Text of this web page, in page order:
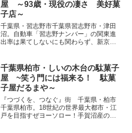
屋 ～93歳・現役の凄さ 美好菓
子店～
千葉県・習志野市千葉県習志野市・津田
沼。自動車「習志野ナンバー」の関東進
出率は果てしないにも関わらず、新京成
「津田沼駅」・京成線「京成津田沼
駅」・新京成線「新津田沼駅」...
千葉県柏市・しいの木台の駄菓子
屋 ~笑う門には福来る！ 駄菓
子屋だるまや～
『つづくを、つなぐ』街 千葉県・柏市
千葉県柏市。18世紀の世界最大都市・江
戸を目指すぜヨーソロー！手賀沼産の珍